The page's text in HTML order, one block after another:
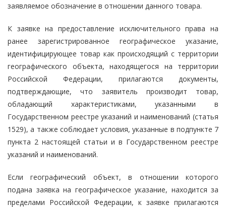
заявляемое обозначение в отношении данного товара.
К заявке на предоставление исключительного права на
ранее зарегистрированное географическое указание,
идентифицирующее товар как происходящий с территории
географического объекта, находящегося на территории
Российской Федерации, прилагаются документы,
подтверждающие, что заявитель производит товар,
обладающий характеристиками, указанными в
Государственном реестре указаний и наименований (статья
1529), а также соблюдает условия, указанные в подпункте 7
пункта 2 настоящей статьи и в Государственном реестре
указаний и наименований.
Если географический объект, в отношении которого
подана заявка на географическое указание, находится за
пределами Российской Федерации, к заявке прилагаются